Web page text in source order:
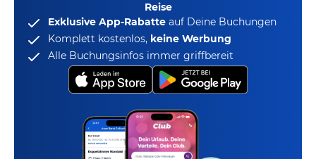
Reise
Exklusive App-Rabatte auf Deine Buchungen
Komplett kostenlos, keine Werbung
Alle Buchungsinfos immer griffbereit